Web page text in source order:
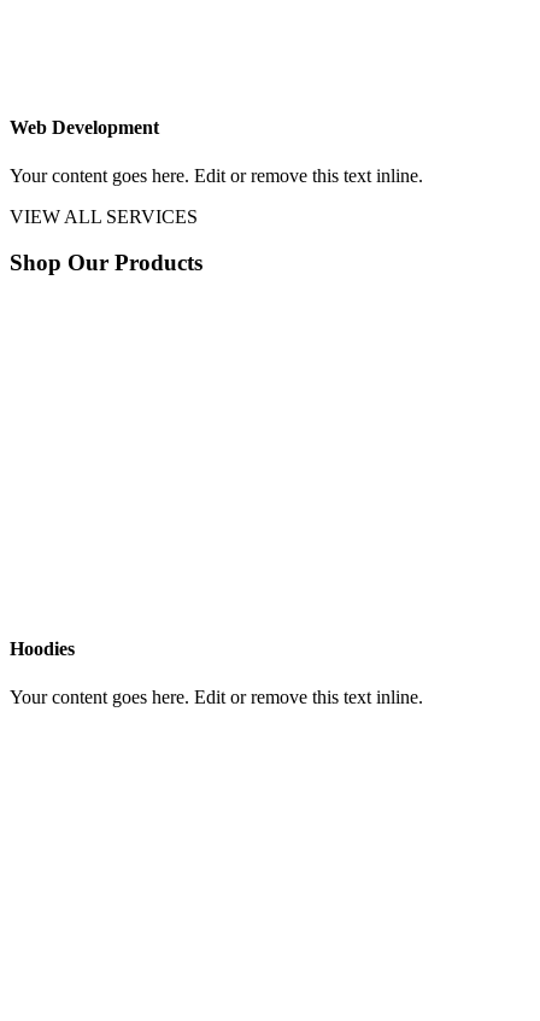
Web Development
Your content goes here. Edit or remove this text inline.
VIEW ALL SERVICES
Shop Our Products
Hoodies
Your content goes here. Edit or remove this text inline.